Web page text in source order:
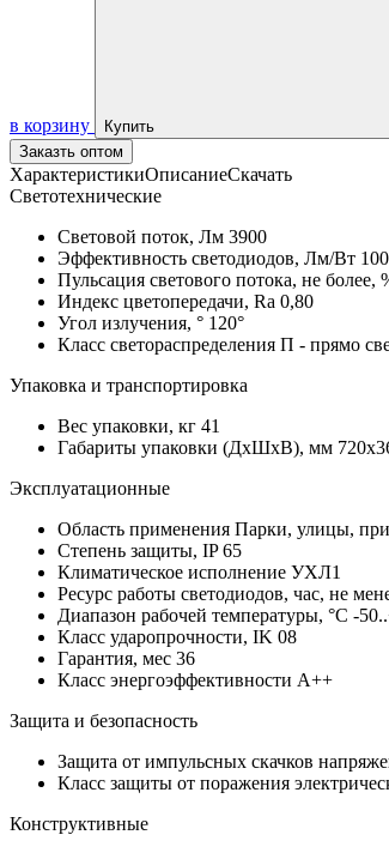
в корзину
Купить
Заказть оптом
ХарактеристикиОписаниеСкачать
Светотехнические
Световой поток, Лм 3900
Эффективность светодиодов, Лм/Вт 100
Пульсация светового потока, не более,
Индекс цветопередачи, Ra 0,80
Угол излучения, ° 120°
Класс светораспределения П - прямо
Упаковка и транспортировка
Вес упаковки, кг 41
Габариты упаковки (ДхШхВ), мм
Эксплуатационные
Область применения Парки, улицы,
Степень защиты, IP65
Климатическое исполнение УХЛ1
Ресурс работы светодиодов, час, не
Диапазон рабочей температуры, °С -
Класс ударопрочности, IK 08
Гарантия, мес 36
Класс энергоэффективности A++
Защита и безопасность
Защита от импульсных скачков
Класс защиты от поражения
Конструктивные